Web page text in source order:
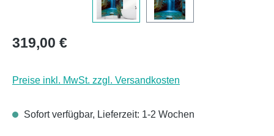
Regulärer Preis:
319,00 €
Preise inkl. MwSt. zzgl. Versandkosten
Sofort verfügbar, Lieferzeit: 1-2 Wochen